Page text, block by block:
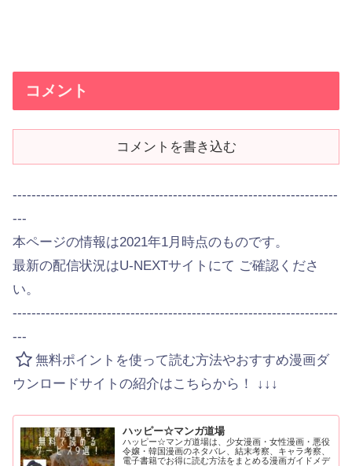
コメント
コメントを書き込む
---------------------------------------------------------------------
---
本ページの情報は2021年1月時点のものです。
最新の配信状況はU-NEXTサイトにて ご確認くださ
い。
---------------------------------------------------------------------
---
無料ポイントを使って読む方法やおすすめ漫画ダ
ウンロードサイトの紹介はこちらから！ ↓↓↓
ハッピー☆マンガ道場
ハッピー☆マンガ道場は、少女漫画・女性漫画・悪役
令嬢・韓国漫画のネタバレ、結末考察、キャラ考察、
電子書籍でお得に読む方法をまとめる漫画ガイドメデ